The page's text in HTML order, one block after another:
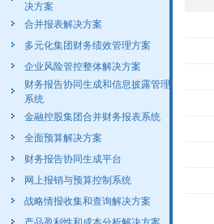
决方案
合并报表解决方案
多元化集团财务绩效管理方案
企业风险管控整体解决方案
财务报告协同生成和信息披露管理
系统
金融控股集团合并财务报表系统
全面预算解决方案
财务报告协同生成平台
网上报销与预算控制系统
战略情报收集和查询解决方案